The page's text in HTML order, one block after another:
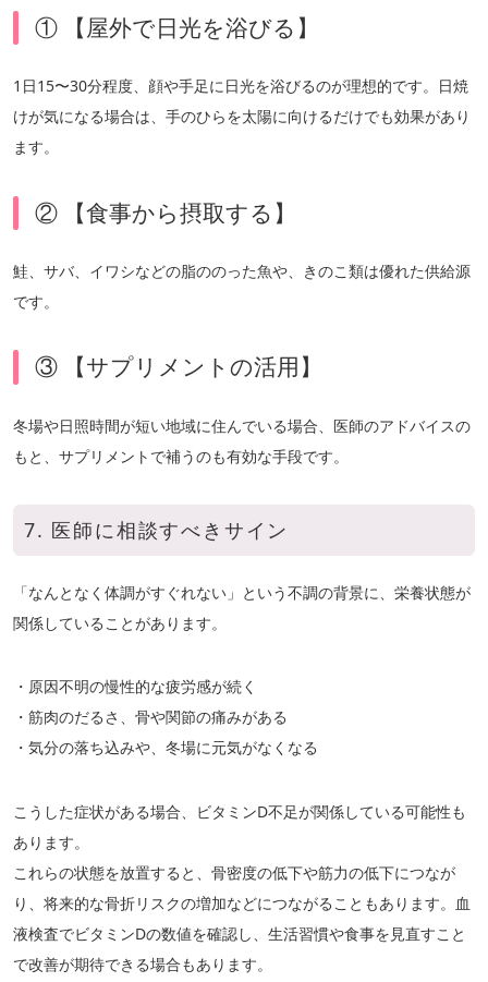
① 【屋外で日光を浴びる】
1日15〜30分程度、顔や手足に日光を浴びるのが理想的です。日焼
けが気になる場合は、手のひらを太陽に向けるだけでも効果があり
ます。
② 【食事から摂取する】
鮭、サバ、イワシなどの脂ののった魚や、きのこ類は優れた供給源
です。
③ 【サプリメントの活用】
冬場や日照時間が短い地域に住んでいる場合、医師のアドバイスの
もと、サプリメントで補うのも有効な手段です。
7. 医師に相談すべきサイン
「なんとなく体調がすぐれない」という不調の背景に、栄養状態が
関係していることがあります。
・原因不明の慢性的な疲労感が続く
・筋肉のだるさ、骨や関節の痛みがある
・気分の落ち込みや、冬場に元気がなくなる
こうした症状がある場合、ビタミンD不足が関係している可能性も
あります。
これらの状態を放置すると、骨密度の低下や筋力の低下につなが
り、将来的な骨折リスクの増加などにつながることもあります。血
液検査でビタミンDの数値を確認し、生活習慣や食事を見直すこと
で改善が期待できる場合もあります。